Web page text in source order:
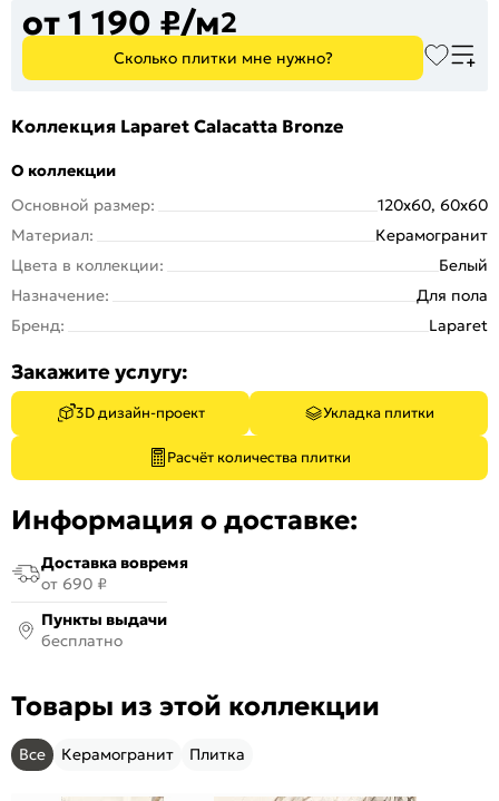
от 1 190 ₽/м2
Сколько плитки мне нужно?
Коллекция Laparet Calacatta Bronze
О коллекции
Основной размер:
120x60, 60x60
Материал:
Керамогранит
Цвета в коллекции:
Белый
Назначение:
Для пола
Бренд:
Laparet
Закажите услугу:
3D дизайн-проект Укладка плитки
Расчёт количества плитки
Информация о доставке:
Доставка вовремя
от 690 ₽
Пункты выдачи
бесплатно
Товары из этой коллекции
Все Керамогранит Плитка